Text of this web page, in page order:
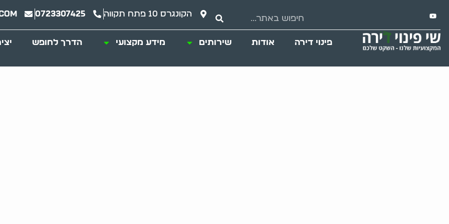
הקונגרס 10 פתח תקווה 0723307425
פינוי דירה אודות שירותים מידע מקצועי הדרך לחופש